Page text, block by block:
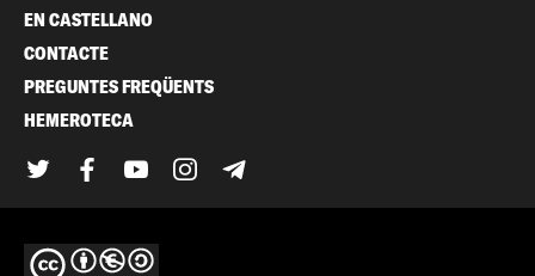
EN CASTELLANO
CONTACTE
PREGUNTES FREQÜENTS
HEMEROTECA
TwitterFacebook
YouTubeInstagram